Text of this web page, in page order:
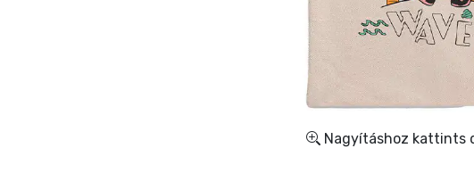
Nagyításhoz kattints